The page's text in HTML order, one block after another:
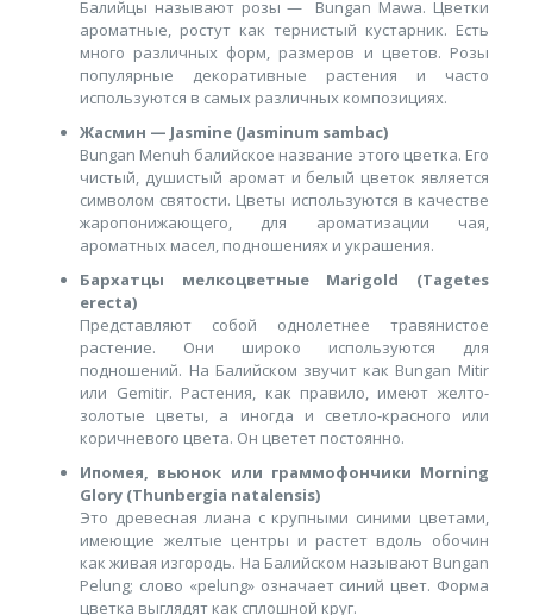
Балийцы называют розы — Bungan Mawa. Цветки
ароматные, ростут как тернистый кустарник. Есть
много различных форм, размеров и цветов. Розы
популярные декоративные растения и часто
используются в самых различных композициях.
Жасмин — Jasmine (Jasminum sambac)
Bungan Menuh балийское название этого цветка. Его
чистый, душистый аромат и белый цветок является
символом святости. Цветы используются в качестве
жаропонижающего, для ароматизации чая,
ароматных масел, подношениях и украшения.
Бархатцы мелкоцветные Marigold (Tagetes
erecta)
Представляют собой однолетнее травянистое
растение. Они широко используются для
подношений. На Балийском звучит как Bungan Mitir
или Gemitir. Растения, как правило, имеют желто-
золотые цветы, а иногда и светло-красного или
коричневого цвета. Он цветет постоянно.
Ипомея, вьюнок или граммофончики Morning
Glory (Thunbergia natalensis)
Это древесная лиана с крупными синими цветами,
имеющие желтые центры и растет вдоль обочин
как живая изгородь. На Балийском называют Bungan
Pelung; слово «pelung» означает синий цвет. Форма
цветка выглядят как сплошной круг.